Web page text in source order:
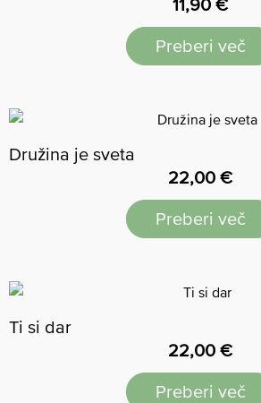
11,90 €
Preberi več
Družina je sveta
22,00 €
Preberi več
Ti si dar
22,00 €
Preberi več